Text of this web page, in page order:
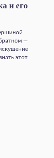
и его
—
этот